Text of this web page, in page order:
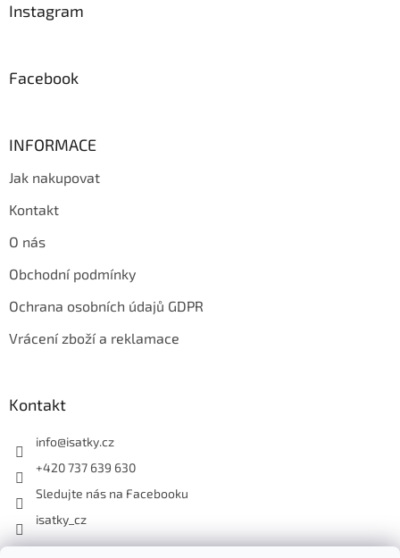
Instagram
Facebook
INFORMACE
Jak nakupovat
Kontakt
O nás
Obchodní podmínky
Ochrana osobních údajů GDPR
Vrácení zboží a reklamace
Kontakt
info@isatky.cz
+420 737 639 630
Sledujte nás na Facebooku
isatky_cz